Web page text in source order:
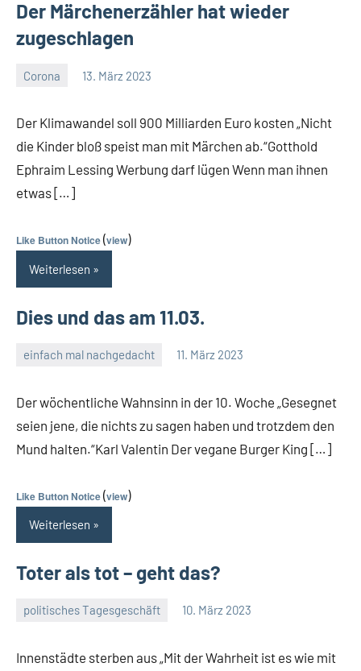
Der Märchenerzähler hat wieder
zugeschlagen
Corona 13. März 2023
Der Klimawandel soll 900 Milliarden Euro kosten „Nicht
die Kinder bloß speist man mit Märchen ab.“Gotthold
Ephraim Lessing Werbung darf lügen Wenn man ihnen
etwas […]
Like Button Notice(view)
Weiterlesen
Dies und das am 11.03.
einfach mal nachgedacht 11. März 2023
Der wöchentliche Wahnsinn in der 10. Woche „Gesegnet
seien jene, die nichts zu sagen haben und trotzdem den
Mund halten.“Karl Valentin Der vegane Burger King […]
Like Button Notice(view)
Weiterlesen
Toter als tot – geht das?
politisches Tagesgeschäft 10. März 2023
Guetti
Keine
Innenstädte sterben aus „Mit der Wahrheit ist es wie mit